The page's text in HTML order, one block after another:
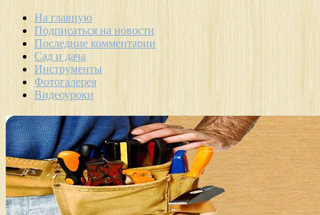
На главную
Подписаться на новости
Последние комментарии
Сад и дача
Инструменты
Фотогалерея
Видеоуроки